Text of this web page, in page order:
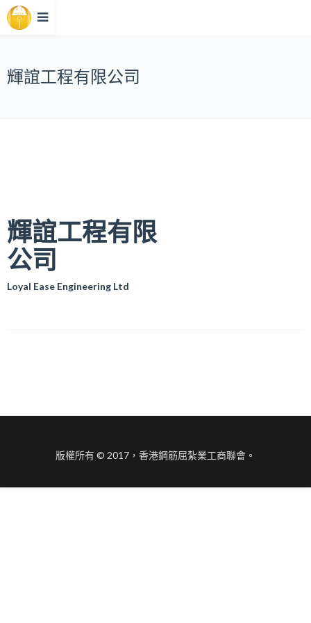
輝誼工程有限公司
輝誼工程有限
公司
Loyal Ease Engineering Ltd
版權所有 © 2017，香港鋼筋屈紮業工商聯會。